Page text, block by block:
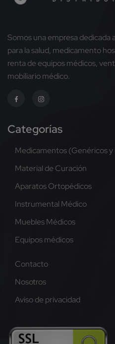
Somos una empresa dedicada
para la salud, medicamento
renta de equipos médicos,
mobiliario médico.
Categorías
Medicamentos (Genéricos
Material de Curación
Aparatos Ortopédicos
Instrumental Médico
Muebles Médicos
Equipos médicos
Contacto
Nosotros
Aviso de privacidad